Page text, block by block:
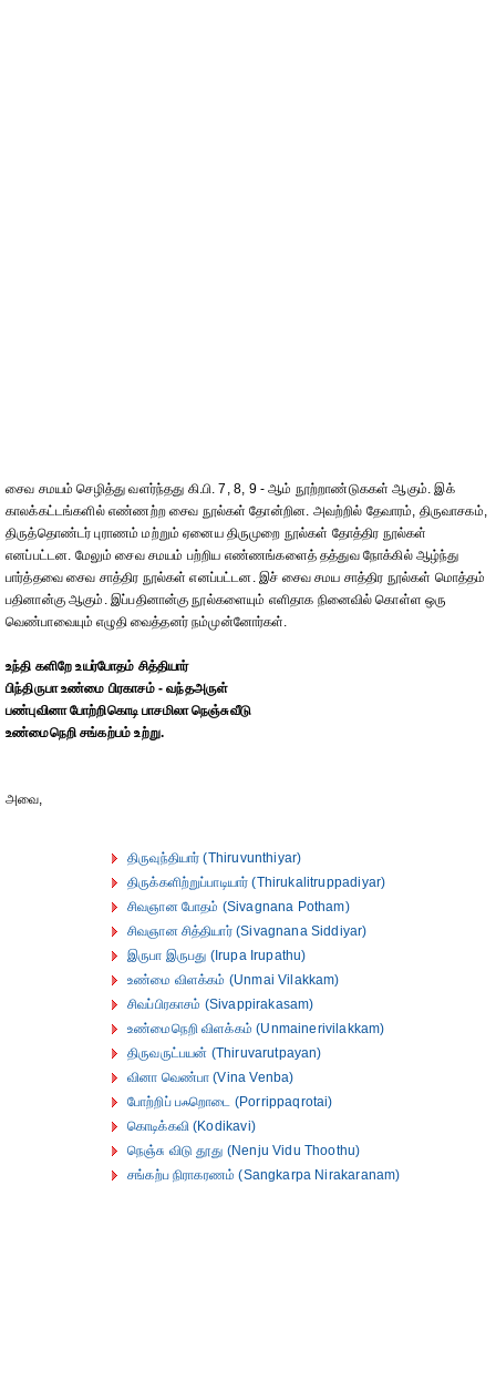
சைவ சமயம் செழித்து வளர்ந்தது கி.பி. 7, 8, 9 - ஆம் நூற்றாண்டுககள் ஆகும். இக்
காலக்கட்டங்களில் எண்ணற்ற சைவ நூல்கள் தோன்றின. அவற்றில் தேவாரம், திருவாசகம்,
திருத்தொண்டர் புராணம் மற்றும் ஏனைய திருமுறை நூல்கள் தோத்திர நூல்கள்
எனப்பட்டன. மேலும் சைவ சமயம் பற்றிய எண்ணங்களைத் தத்துவ நோக்கில் ஆழ்ந்து
பார்த்தவை சைவ சாத்திர நூல்கள் எனப்பட்டன. இச் சைவ சமய சாத்திர நூல்கள் மொத்தம்
பதினான்கு ஆகும். இப்பதினான்கு நூல்களையும் எளிதாக நினைவில் கொள்ள ஒரு
வெண்பாவையும் எழுதி வைத்தனர் நம்முன்னோர்கள்.
உந்தி களிறே உயர்போதம் சித்தியார்
பிந்திருபா உண்மை பிரகாசம் - வந்தஅருள்
பண்புவினா போற்றிகொடி பாசமிலா நெஞ்சுவீடு
உண்மைநெறி சங்கற்பம் உற்று.
அவை,
திருவுந்தியார் (Thiruvunthiyar)
திருக்களிற்றுப்பாடியார் (Thirukalitruppadiyar)
சிவஞான போதம் (Sivagnana Potham)
சிவஞான சித்தியார் (Sivagnana Siddiyar)
இருபா இருபது (Irupa Irupathu)
உண்மை விளக்கம் (Unmai Vilakkam)
சிவப்பிரகாசம் (Sivappirakasam)
உண்மைநெறி விளக்கம் (Unmainerivilakkam)
திருவருட்பயன் (Thiruvarutpayan)
வினா வெண்பா (Vina Venba)
போற்றிப் பஃறொடை (Porrippaqrotai)
கொடிக்கவி (Kodikavi)
நெஞ்சு விடு தூது (Nenju Vidu Thoothu)
சங்கற்ப நிராகரணம் (Sangkarpa Nirakaranam)